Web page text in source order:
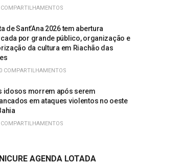
de Sant’Ana 2026 tem abertura
por grande público, organização e
da cultura em Riachão das
COMPARTILHAMENTOS
idosos morrem após serem
em ataques violentos no oeste
AGENDA LOTADA